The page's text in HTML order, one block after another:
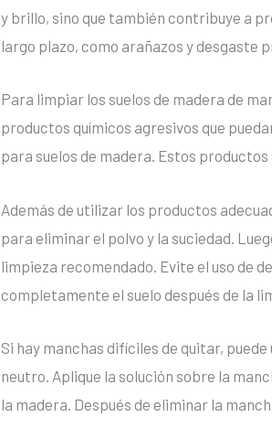
y brillo, sino que también contribuye a
largo plazo, como arañazos y desgaste
Para limpiar los suelos de madera de
productos químicos agresivos que
para suelos de madera. Estos
Además de utilizar los productos
para eliminar el polvo y la suciedad.
limpieza recomendado. Evite el uso de
completamente el suelo después de la
Si hay manchas difíciles de quitar,
neutro. Aplique la solución sobre la
la madera. Después de eliminar la